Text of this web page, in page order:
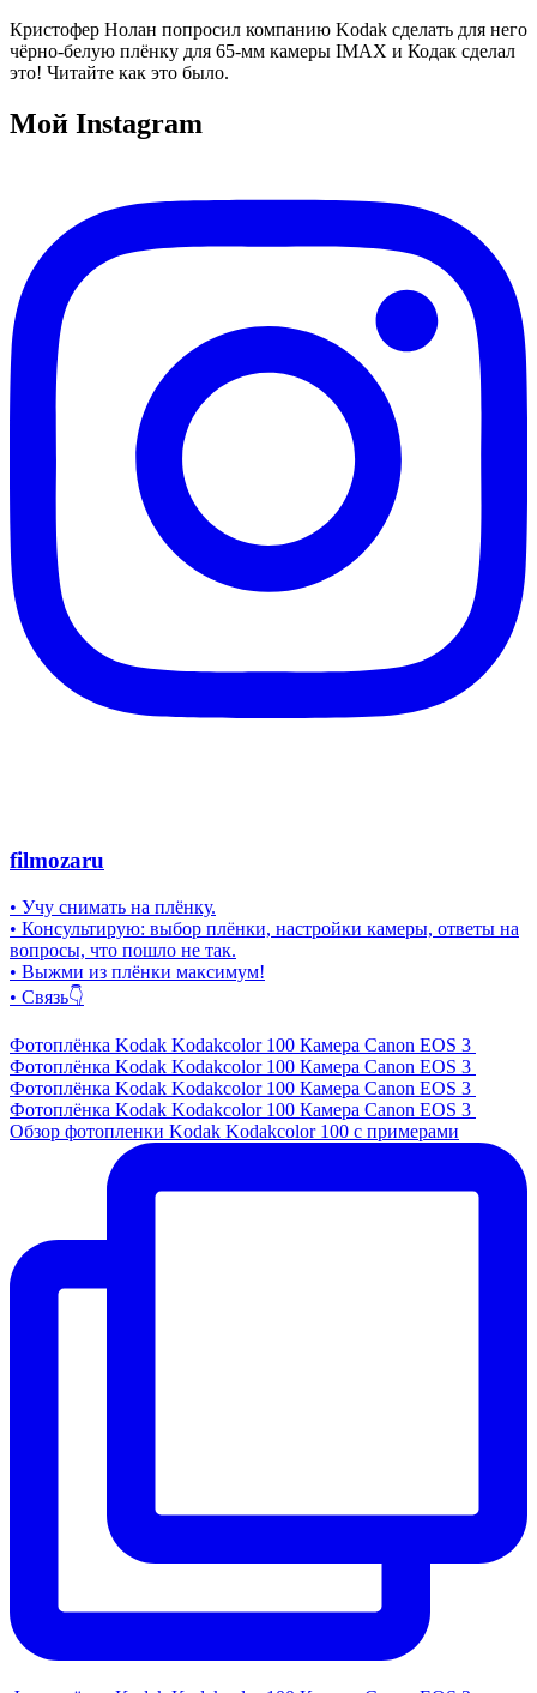
Кристофер Нолан попросил компанию Kodak сделать для него
чёрно-белую плёнку для 65-мм камеры IMAX и Кодак сделал
это! Читайте как это было.
Мой Instagram
filmozaru
• Учу снимать на плёнку.
• Консультирую: выбор плёнки, настройки камеры, ответы на
вопросы, что пошло не так.
• Выжми из плёнки максимум!
• Связь👇
Фотоплёнка Kodak Kodakcolor 100 Камера Canon EOS 3
Фотоплёнка Kodak Kodakcolor 100 Камера Canon EOS 3
Фотоплёнка Kodak Kodakcolor 100 Камера Canon EOS 3
Фотоплёнка Kodak Kodakcolor 100 Камера Canon EOS 3
Обзор фотопленки Kodak Kodakcolor 100 с примерами